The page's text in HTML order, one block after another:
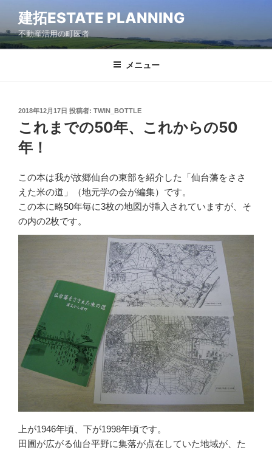
テ
ン
建拓ESTATE PLANNING
不動産活用の町医者
メニュー
2018年12月17日 投稿者: TWIN_BOTTLE
これまでの50年、これからの50
年！
この本は我が故郷仙台の東部を紹介した「仙台藩をささ
えた米の道」（地元学の会が編集）です。
この本に略50年毎に3枚の地図が挿入されていますが、そ
の内の2枚です。
上が1946年頃、下が1998年頃です。
田圃が広がる仙台平野に集落が点在していた地域が、た